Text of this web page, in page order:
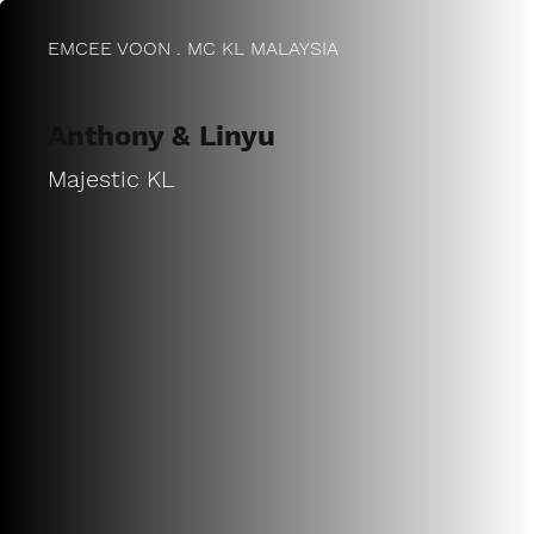
Majestic KL
Anthony & Linyu
EMCEE VOON . MC KL MALAYSIA